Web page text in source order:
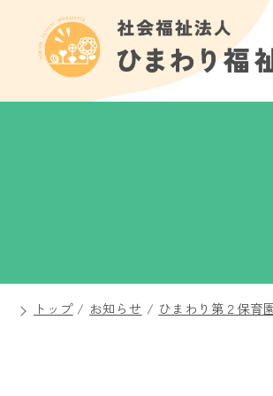
トップ/ お知らせ / ひまわり第２保育